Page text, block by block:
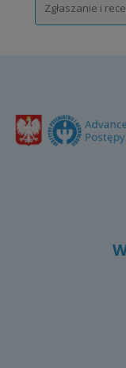
Zgłaszanie i